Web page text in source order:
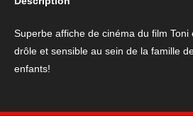
du
Toni
en
famille
Superbe affiche de cinéma du film Toni
drôle et sensible au sein de la famille
enfants!